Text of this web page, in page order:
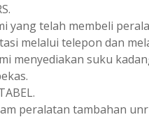
yang telah membeli
melalui telepon dan
menyediakan suku
peralatan tambahan